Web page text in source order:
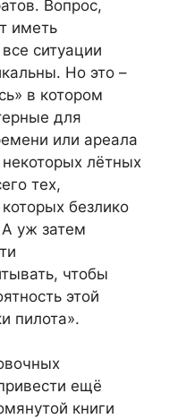
Вопрос,
иметь
ситуации
Но это –
в котором
для
или ареала
лётных
тех,
безлико
уж затем
чтобы
этой
пилота».
ещё
книги